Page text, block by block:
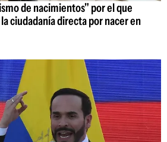
de nacimientos" por el que
ciudadanía directa por nacer en